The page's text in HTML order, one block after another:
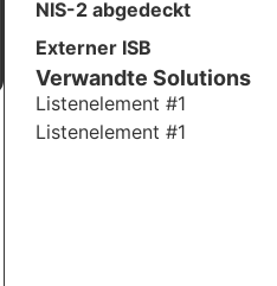
NIS-2 abgedeckt
Externer ISB
Verwandte Solutions
Listenelement #1
Listenelement #1